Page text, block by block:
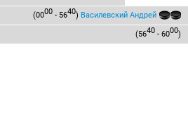
(0000 - 5640) Василевский Андрей
(5640 - 6000)